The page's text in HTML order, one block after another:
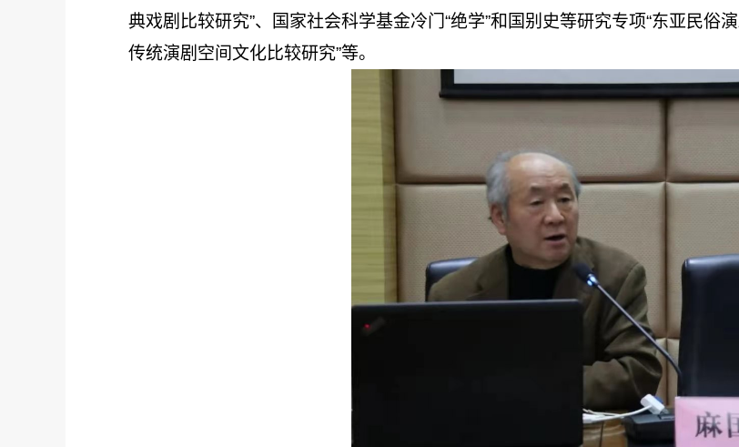
典戏剧比较研究”、国家社会科学基金冷门“绝学”和国别史等研究专项“东亚民俗
传统演剧空间文化比较研究”等。